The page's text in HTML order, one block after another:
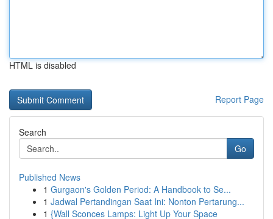
HTML is disabled
Report Page
Search
Go
Published News
1 Gurgaon's Golden Period: A Handbook to Se...
1 Jadwal Pertandingan Saat Ini: Nonton Pertarung...
1 {Wall Sconces Lamps: Light Up Your Space